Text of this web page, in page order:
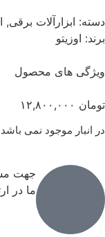
دسته: ابزارآلات برقی,
برند: اوزیتو
ویژگی های محصول
تومان
در انبار موجود نمی باشد
جهت
ما در